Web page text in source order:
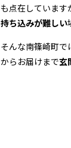
も点在していま
持ち込みが難しい
そんな南篠崎町で
からお届けまで玄